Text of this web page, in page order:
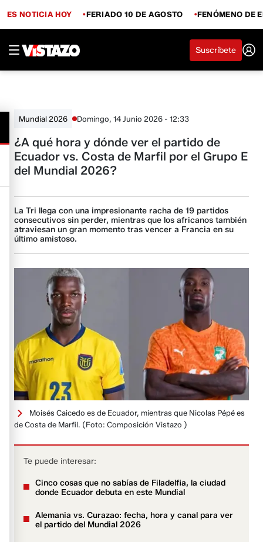
ES NOTICIA HOY FERIADO 10 DE AGOSTO FENÓMENO DE
Suscríbete
Mundial 2026 Domingo, 14 Junio 2026 - 12:33
¿A qué hora y dónde ver el partido de
Ecuador vs. Costa de Marfil por el Grupo E
del Mundial 2026?
La Tri llega con una impresionante racha de 19 partidos
consecutivos sin perder, mientras que los africanos también
atraviesan un gran momento tras vencer a Francia en su
último amistoso.
Moisés Caicedo es de Ecuador, mientras que Nicolas Pépé es
de Costa de Marfil. (Foto: Composición Vistazo )
Te puede interesar:
Cinco cosas que no sabías de Filadelfia, la ciudad
donde Ecuador debuta en este Mundial
Alemania vs. Curazao: fecha, hora y canal para ver
el partido del Mundial 2026